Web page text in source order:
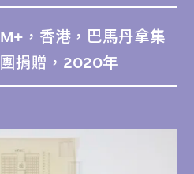
M+，香港，巴馬丹拿集
團捐贈，2020年